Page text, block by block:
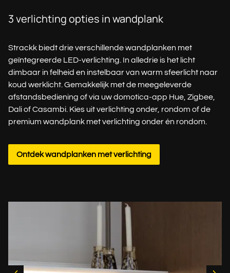
3 verlichting opties in wandplank
Strackk biedt drie verschillende wandplanken met
geïntegreerde LED-verlichting. In alledrie is het licht
dimbaar in felheid en instelbaar van warm sfeerlicht naar
koud werklicht. Gemakkelijk met de meegeleverde
afstandsbediening of via uw domotica-app Hue, Zigbee,
Dali of Casambi. Kies uit verlichting onder, rondom of de
premium wandplank met verlichting onder én rondom.
Ontdek wandplanken met verlichting